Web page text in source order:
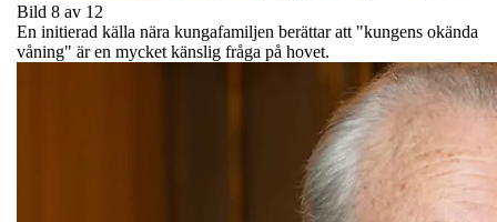
Bild 8 av 12
En initierad källa nära kungafamiljen berättar att "kungens okända
våning" är en mycket känslig fråga på hovet.